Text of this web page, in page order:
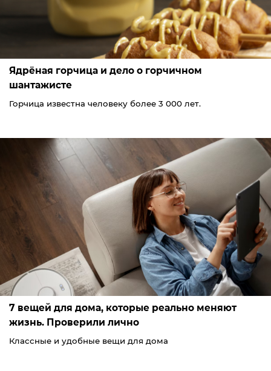
Ядрёная горчица и дело о горчичном
шантажисте
Горчица известна человеку более 3 000 лет.
7 вещей для дома, которые реально меняют
жизнь. Проверили лично
Классные и удобные вещи для дома